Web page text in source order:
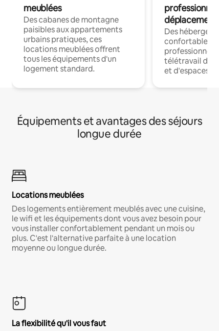
meublées
Des cabanes de montagne
paisibles aux appartements
urbains pratiques, ces
locations meublées offrent
tous les équipements d'un
logement standard.
déplacement
Des
confortables
professionnels
télétravail
et d'espaces
Équipements et avantages des séjours
longue durée
Locations meublées
Des logements entièrement meublés avec une cuisine,
le wifi et les équipements dont vous avez besoin pour
vous installer confortablement pendant un mois ou
plus. C'est l'alternative parfaite à une location
moyenne ou longue durée.
La flexibilité qu'il vous faut